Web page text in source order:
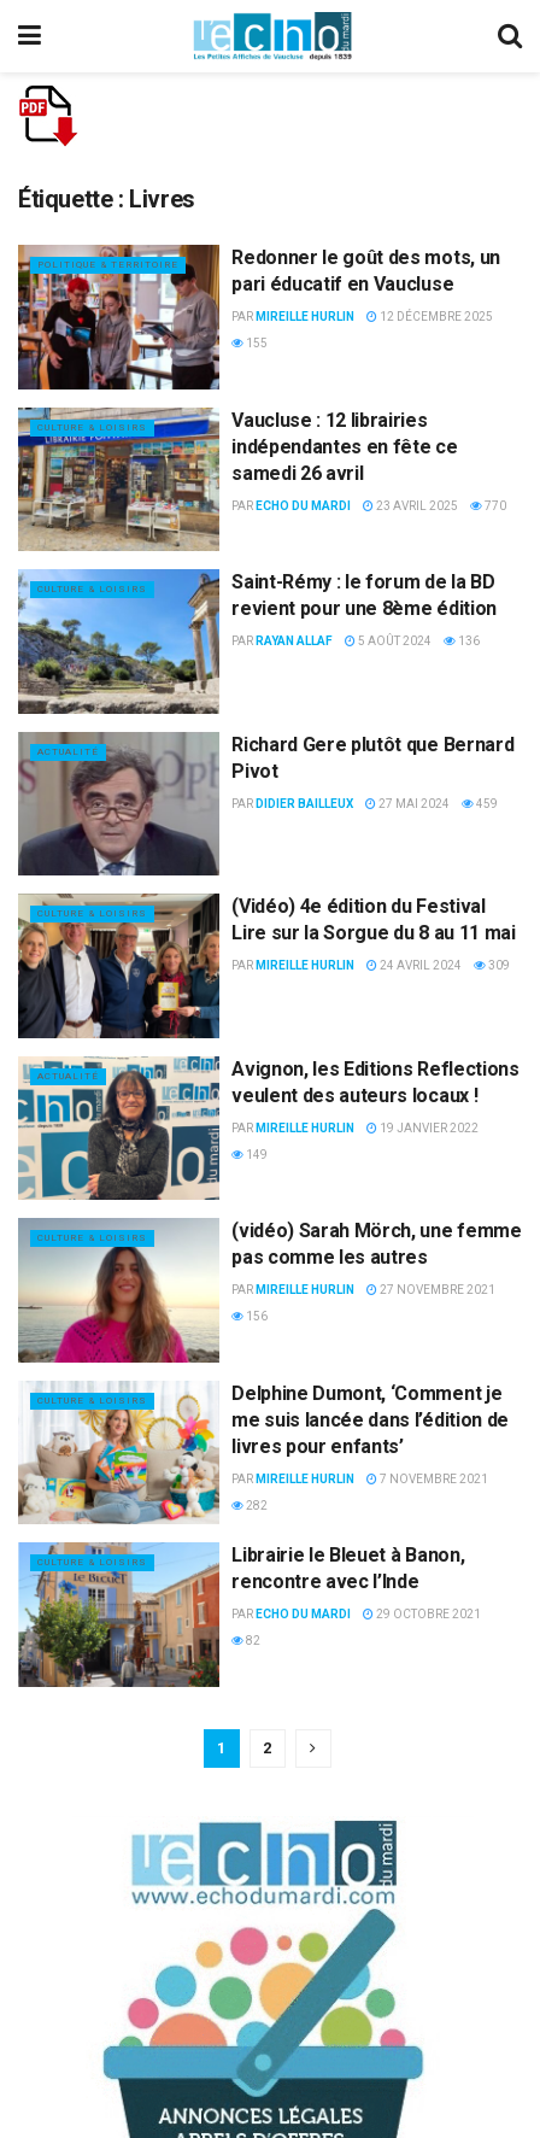
Étiquette : Livres
POLITIQUE & TERRITOIRE
Redonner le goût des mots, un
pari éducatif en Vaucluse
PAR MIREILLE HURLIN
12 DÉCEMBRE 2025
155
CULTURE & LOISIRS
Vaucluse : 12 librairies
indépendantes en fête ce
samedi 26 avril
PAR ECHO DU MARDI 23 AVRIL 2025 770
CULTURE & LOISIRS
Saint-Rémy : le forum de la BD
revient pour une 8ème édition
PAR RAYAN ALLAF 5 AOÛT 2024 136
ACTUALITÉ
Richard Gere plutôt que Bernard
Pivot
PAR DIDIER BAILLEUX 27 MAI 2024 459
CULTURE & LOISIRS
(Vidéo) 4e édition du Festival
Lire sur la Sorgue du 8 au 11 mai
PAR MIREILLE HURLIN 24 AVRIL 2024 309
ACTUALITÉ
Avignon, les Editions Reflections
veulent des auteurs locaux !
PAR MIREILLE HURLIN
19 JANVIER 2022
149
CULTURE & LOISIRS
(vidéo) Sarah Mörch, une femme
pas comme les autres
PAR MIREILLE HURLIN
27 NOVEMBRE 2021
156
CULTURE & LOISIRS
Delphine Dumont, ‘Comment je
me suis lancée dans l’édition de
livres pour enfants’
PAR MIREILLE HURLIN
7 NOVEMBRE 2021
282
CULTURE & LOISIRS
Librairie le Bleuet à Banon,
rencontre avec l’Inde
PAR ECHO DU MARDI
29 OCTOBRE 2021
82
1 2